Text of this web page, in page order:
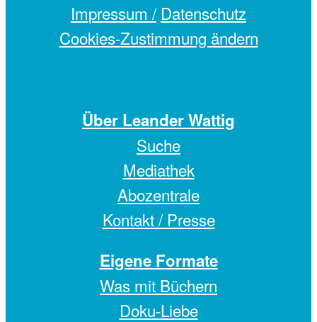
Impressum / Datenschutz
Cookies-Zustimmung ändern
Über Leander Wattig
Suche
Mediathek
Abozentrale
Kontakt / Presse
Eigene Formate
Was mit Büchern
Doku-Liebe